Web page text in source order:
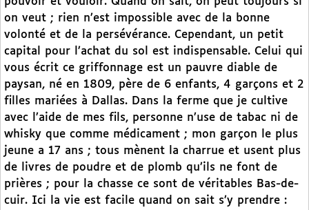
on veut ; rien n’est impossible avec de la bonne
volonté et de la persévérance. Cependant, un petit
capital pour l’achat du sol est indispensable. Celui qui
vous écrit ce griffonnage est un pauvre diable de
paysan, né en 1809, père de 6 enfants, 4 garçons et 2
filles mariées à Dallas. Dans la ferme que je cultive
avec l’aide de mes fils, personne n’use de tabac ni de
whisky que comme médicament ; mon garçon le plus
jeune a 17 ans ; tous mènent la charrue et usent plus
de livres de poudre et de plomb qu’ils ne font de
prières ; pour la chasse ce sont de véritables Bas-de-
cuir. Ici la vie est facile quand on sait s’y prendre :